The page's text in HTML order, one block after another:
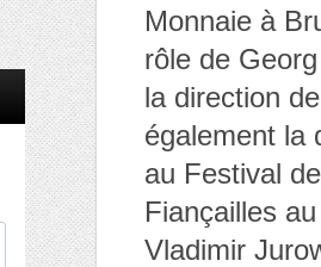
Monnaie à
rôle de
la direction
également la
au Festival
Fiançailles
Vladimir